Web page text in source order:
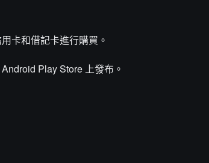
卡和借記卡進行購買。
Play Store 上發布。